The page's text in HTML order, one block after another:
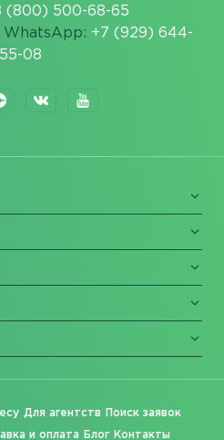
(800) 500-68-65
WhatsApp: +7 (929) 644-
55-08
Для агентств Поиск заявок
и оплата Блог Контакты